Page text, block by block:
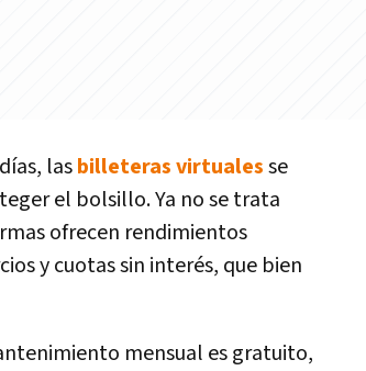
lasbilleteras virtualesse
el bolsillo. Ya no se trata
ofrecen rendimientos
y cuotas sin interés, que bien
mensual es gratuito,